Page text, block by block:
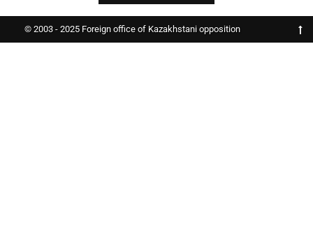
© 2003 - 2025 Foreign office of Kazakhstani opposition